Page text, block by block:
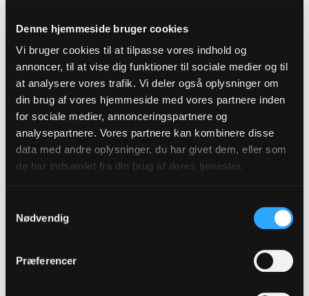
Denne hjemmeside bruger cookies
Vi bruger cookies til at tilpasse vores indhold og
annoncer, til at vise dig funktioner til sociale medier og til
at analysere vores trafik. Vi deler også oplysninger om
din brug af vores hjemmeside med vores partnere inden
for sociale medier, annonceringspartnere og
analysepartnere. Vores partnere kan kombinere disse
data med andre oplysninger, du har givet dem, eller som
de har indsamlet fra din brug af deres tjenester.
Nødvendig
Præferencer
Sankt Clemens Kirke
Kirketorvet 3
7900
Nykøbing M
Læs mere